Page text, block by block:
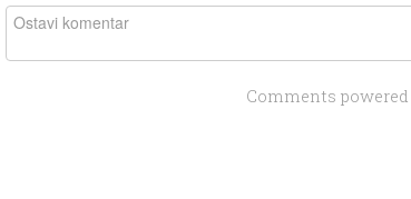
Comments